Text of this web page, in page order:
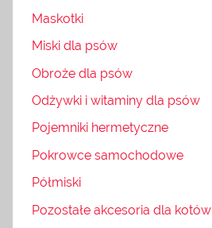
Maskotki
Miski dla psów
Obroże dla psów
Odżywki i witaminy dla psów
Pojemniki hermetyczne
Pokrowce samochodowe
Półmiski
Pozostałe akcesoria dla kotów